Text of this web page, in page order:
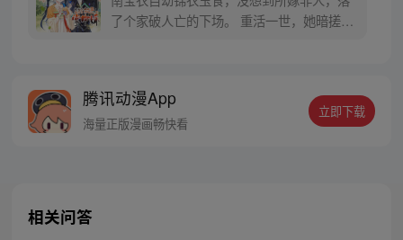
了个家破人亡的下场。 重活一世，她暗搓搓
花…她终于心灰意冷打算另抱大腿，那凶名
赫赫的权臣，突然废了她的夫君，还倚在绣
腾讯动漫App
海量正版漫画畅快看
立即下载
相关问答